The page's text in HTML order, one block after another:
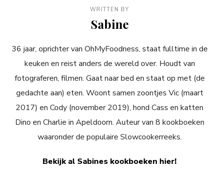
WRITTEN BY
Sabine
36 jaar, oprichter van OhMyFoodness, staat fulltime in de
keuken en reist anders de wereld over. Houdt van
fotograferen, filmen. Gaat naar bed en staat op met (de
gedachte aan) eten. Woont samen zoontjes Vic (maart
2017) en Cody (november 2019), hond Cass en katten
Dino en Charlie in Apeldoorn. Auteur van 8 kookboeken
waaronder de populaire Slowcookerreeks.
Bekijk al Sabines kookboeken hier!